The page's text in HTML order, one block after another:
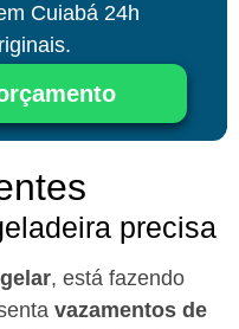
Cuiabá 24h
precisa
, está fazendo
vazamentos de